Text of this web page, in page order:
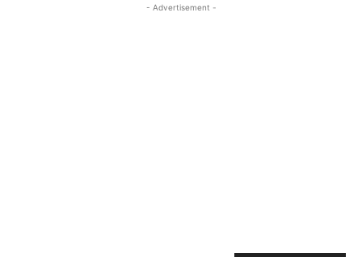
- Advertisement -